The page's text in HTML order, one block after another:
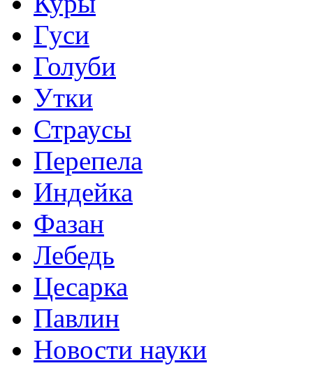
Гуси
Голуби
Утки
Страусы
Перепела
Индейка
Фазан
Лебедь
Цесарка
Павлин
Новости науки